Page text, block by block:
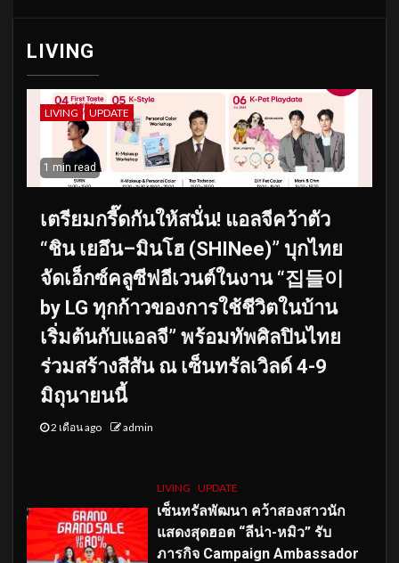
LIVING
LIVING UPDATE
1 min read
เตรียมกรี๊ดกันให้สนั่น! แอลจีคว้าตัว
“ชิน เยอึน–มินโฮ (SHINee)” บุกไทย
จัดเอ็กซ์คลูซีฟอีเวนต์ในงาน “집들이
by LG ทุกก้าวของการใช้ชีวิตในบ้าน
เริ่มต้นกับแอลจี” พร้อมทัพศิลปินไทย
ร่วมสร้างสีสัน ณ เซ็นทรัลเวิลด์ 4-9
มิถุนายนนี้
2 เดือน ago admin
LIVING UPDATE
เซ็นทรัลพัฒนา คว้าสองสาวนัก
แสดงสุดฮอต “ลีน่า-หมิว” รับ
ภารกิจ Campaign Ambassador